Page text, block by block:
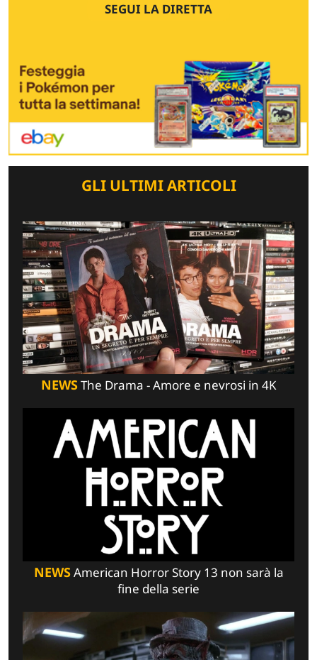
SEGUI LA DIRETTA
GLI ULTIMI ARTICOLI
NEWSThe Drama - Amore e nevrosi in 4K
NEWSAmerican Horror Story 13 non sarà la
fine della serie